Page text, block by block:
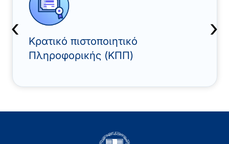
‹ ›
Κρατικό πιστοποιητικό
Πληροφορικής (ΚΠΠ)